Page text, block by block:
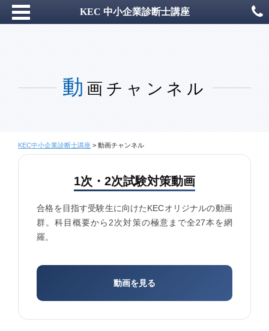
動 画チャンネル
KEC中小企業診断士講座 >動画チャンネル
1次・2次試験対策動画
合格を目指す受験生に向けたKECオリジナルの動画
群。科目概要から2次対策の極意まで全27本を網
羅。
動画を見る
KEC 中小企業診断士講座